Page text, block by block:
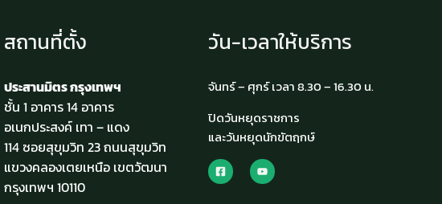
สถานที่ตั้ง
ประสานมิตร กรุงเทพฯ
ชั้น 1 อาคาร 14 อาคาร
อเนกประสงค์ เทา – แดง
114 ซอยสุขุมวิท 23 ถนนสุขุมวิท
แขวงคลองเตยเหนือ เขตวัฒนา
กรุงเทพฯ 10110
วัน-เวลาให้บริการ
จันทร์ – ศุกร์ เวลา 8.30 – 16.30 น.
ปิดวันหยุดราชการ
และวันหยุดนักขัตฤกษ์